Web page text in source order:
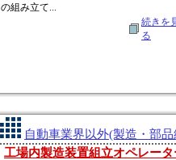
の組み立て...
続きを
る
自動車業界以外(製造・部
工場内製造装置組立オペレー